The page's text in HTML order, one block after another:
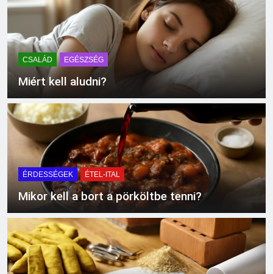
CSALÁD EGÉSZSÉG
Miért kell aludni?
ÉRDESSÉGEK ÉTEL-ITAL
Mikor kell a bort a pörköltbe tenni?